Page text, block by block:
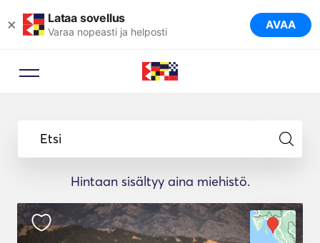
× Lataa sovellus
Varaa nopeasti ja helposti AVAA
Etsi
Hintaan sisältyy aina miehistö.